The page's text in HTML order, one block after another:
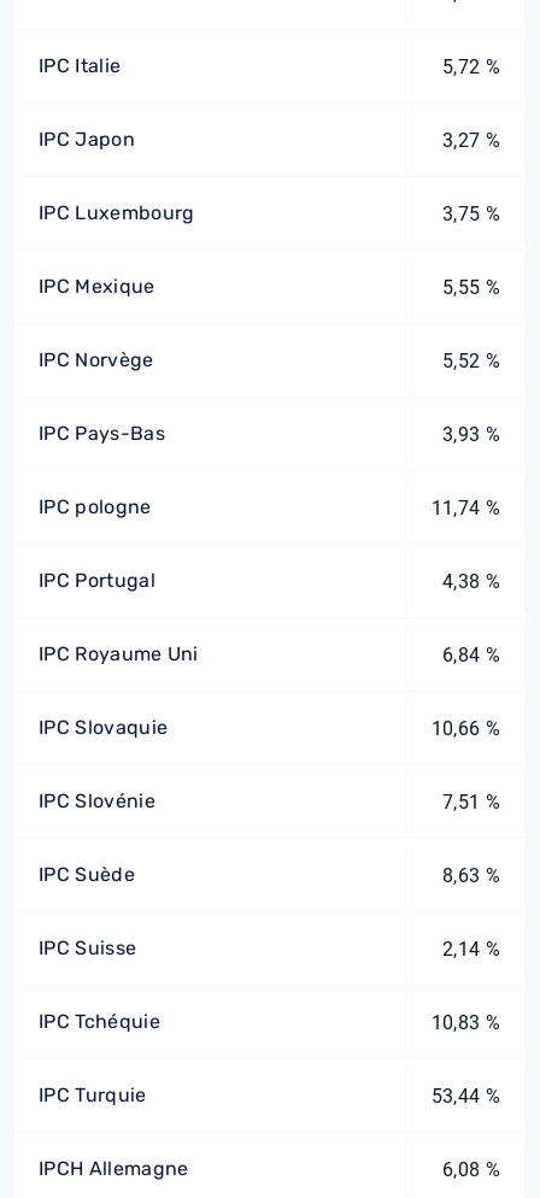
IPC Italie 5,72 %
IPC Japon 3,27 %
IPC Luxembourg 3,75 %
IPC Mexique 5,55 %
IPC Norvège 5,52 %
IPC Pays-Bas 3,93 %
IPC pologne 11,74 %
IPC Portugal 4,38 %
IPC Royaume Uni 6,84 %
IPC Slovaquie 10,66 %
IPC Slovénie 7,51 %
IPC Suède 8,63 %
IPC Suisse 2,14 %
IPC Tchéquie 10,83 %
IPC Turquie 53,44 %
IPCH Allemagne 6,08 %